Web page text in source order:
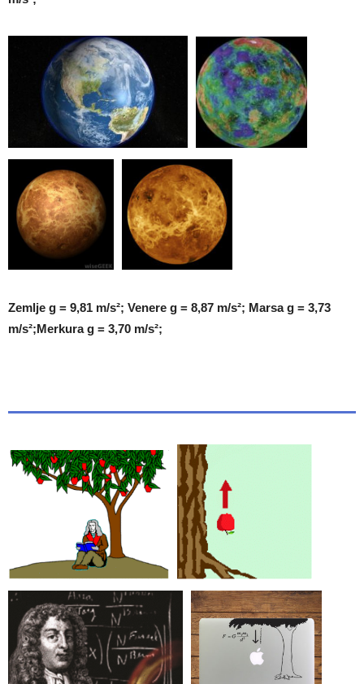
Zemlje g = 9,81 m/s²; Venere g = 8,87 m/s²; Marsa g = 3,73
m/s²;Merkura g = 3,70 m/s²;